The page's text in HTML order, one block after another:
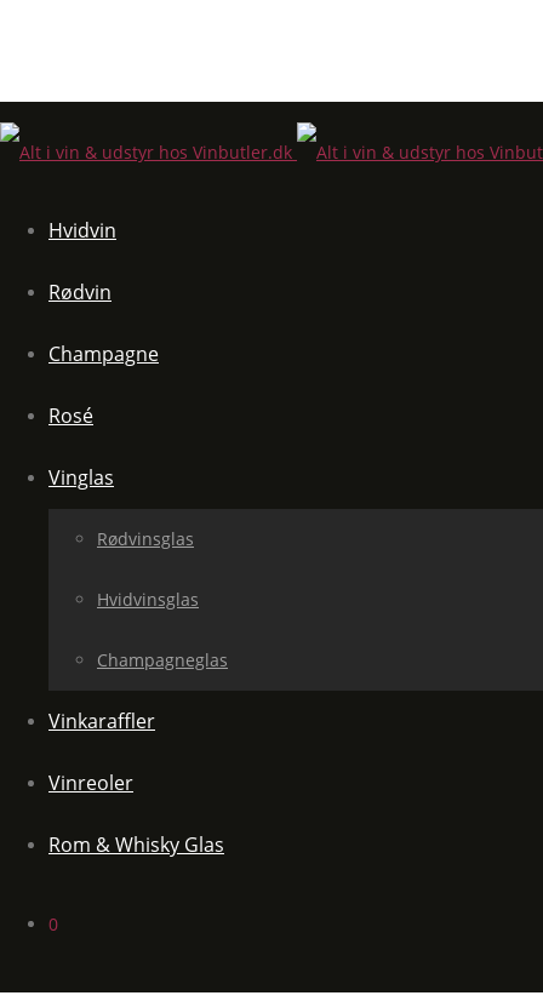
Hvidvin
Rødvin
Champagne
Rosé
Vinglas
Rødvinsglas
Hvidvinsglas
Champagneglas
Vinkaraffler
Vinreoler
Rom & Whisky Glas
0